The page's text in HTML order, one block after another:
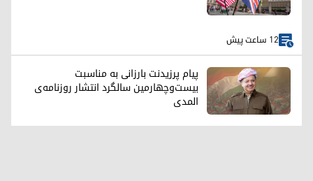
12 ساعت پیش
پیام پرزیدنت بارزانی به مناسبت
بیست‌وچهارمین سالگرد انتشار روزنامه‌ی
المدی